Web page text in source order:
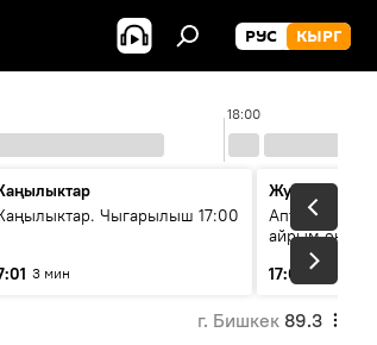
РУС КЫРГ
18:00
Чыгарылыш 17:00
3 мин
Жума
Апта ичинде
айрым
17:05
г. Бишкек 89.3